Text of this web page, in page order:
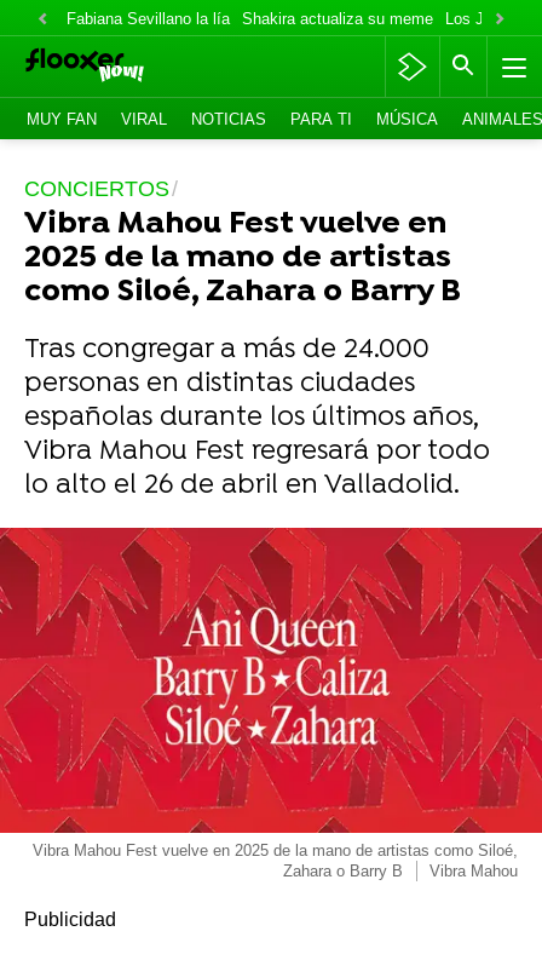
Fabiana Sevillano la lía Shakira actualiza su meme Los Jonas
MUY FAN VIRAL NOTICIAS PARA TI MÚSICA ANIMALES
CONCIERTOS
Vibra Mahou Fest vuelve en
2025 de la mano de artistas
como Siloé, Zahara o Barry B
Tras congregar a más de 24.000
personas en distintas ciudades
españolas durante los últimos años,
Vibra Mahou Fest regresará por todo
lo alto el 26 de abril en Valladolid.
Vibra Mahou Fest vuelve en 2025 de la mano de artistas como Siloé,
Zahara o Barry B
Vibra Mahou